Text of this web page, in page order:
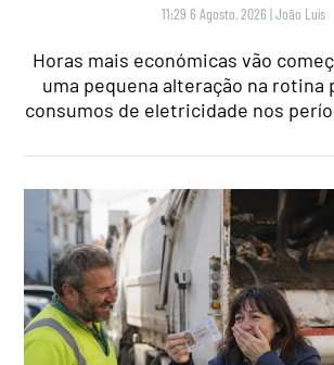
11:29 6 Agosto, 2026 |João Luís
Horas mais económicas vão
uma pequena alteração na rotina
consumos de eletricidade nos